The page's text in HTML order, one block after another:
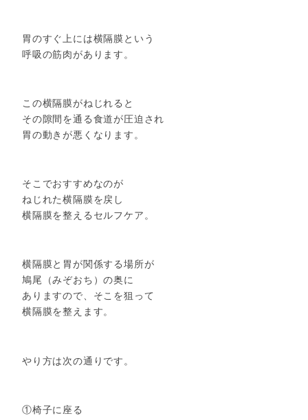
胃のすぐ上には横隔膜という
呼吸の筋肉があります。
この横隔膜がねじれると
その隙間を通る食道が圧迫され
胃の動きが悪くなります。
そこでおすすめなのが
ねじれた横隔膜を戻し
横隔膜を整えるセルフケア。
横隔膜と胃が関係する場所が
鳩尾（みぞおち）の奥に
ありますので、そこを狙って
横隔膜を整えます。
やり方は次の通りです。
①椅子に座る